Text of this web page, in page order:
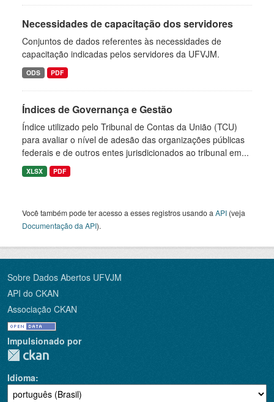
Necessidades de capacitação dos servidores
Conjuntos de dados referentes às necessidades de
capacitação indicadas pelos servidores da UFVJM.
ODS PDF
Índices de Governança e Gestão
Índice utilizado pelo Tribunal de Contas da União (TCU)
para avaliar o nível de adesão das organizações públicas
federais e de outros entes jurisdicionados ao tribunal em...
XLSX PDF
Você também pode ter acesso a esses registros usando a API (veja
Documentação da API).
Sobre Dados Abertos UFVJM
API do CKAN
Associação CKAN
Impulsionado por
Idioma